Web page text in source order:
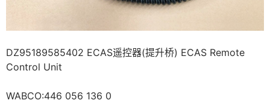
DZ95189585402 ECAS遥控器(提升桥) ECAS Remote
Control Unit
WABCO:446 056 136 0